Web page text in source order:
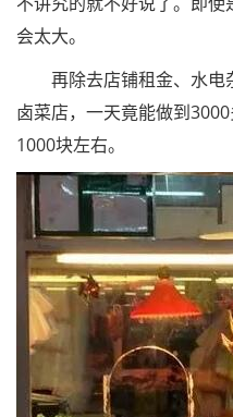
会太大。
再除去店铺租金、水电
卤菜店，一天竟能做到
1000块左右。